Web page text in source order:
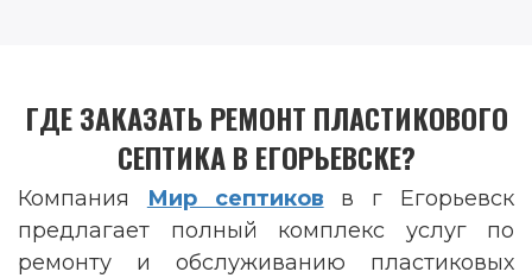
ГДЕ ЗАКАЗАТЬ РЕМОНТ ПЛАСТИКОВОГО
СЕПТИКА В ЕГОРЬЕВСКЕ?
Компания Мир септиков в г Егорьевск
предлагает полный комплекс услуг по
ремонту и обслуживанию пластиковых